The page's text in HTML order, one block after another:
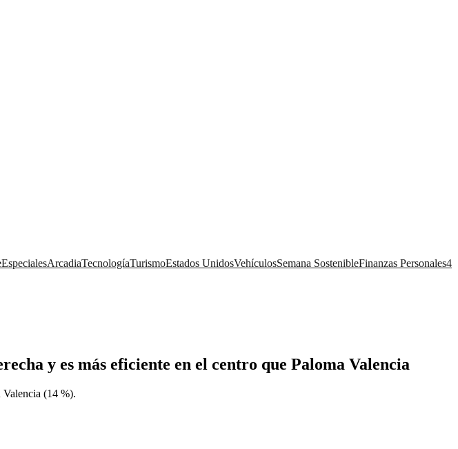
EspecialesArcadiaTecnologíaTurismoEstados UnidosVehículosSemana SostenibleFinanzas Personales4
y es más eficiente en el centro que Paloma Valencia
Valencia (14 %).